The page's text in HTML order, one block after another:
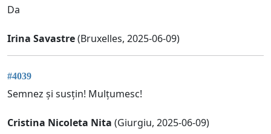
Da
Irina Savastre(Bruxelles, 2025-06-09)
#4039
Semnez și susțin! Mulțumesc!
Cristina Nicoleta Nita (Giurgiu, 2025-06-09)